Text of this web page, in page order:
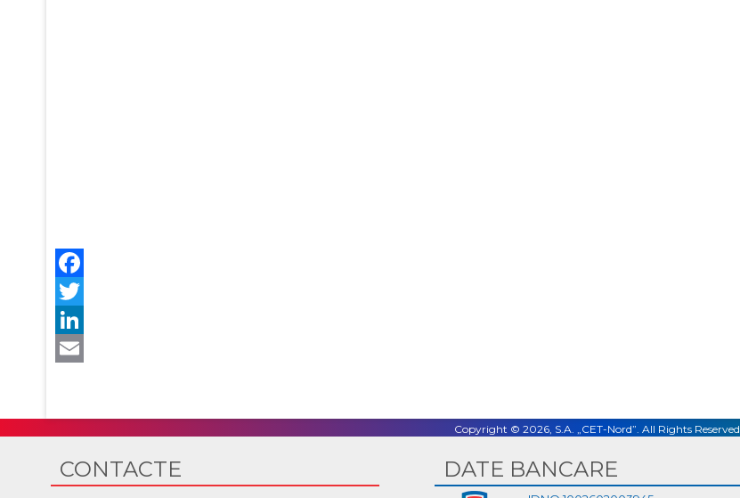
Copyright © 2026, S.A. „CET-Nord”. All Rights Reserved.
CONTACTE DATE BANCARE